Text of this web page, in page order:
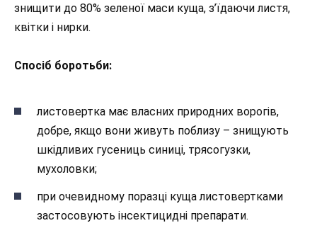
знищити до 80% зеленої маси куща, з’їдаючи листя,
квітки і нирки.
Спосіб боротьби:
листовертка має власних природних ворогів,
добре, якщо вони живуть поблизу – знищують
шкідливих гусениць синиці, трясогузки,
мухоловки;
при очевидному поразці куща листовертками
застосовують інсектицидні препарати.